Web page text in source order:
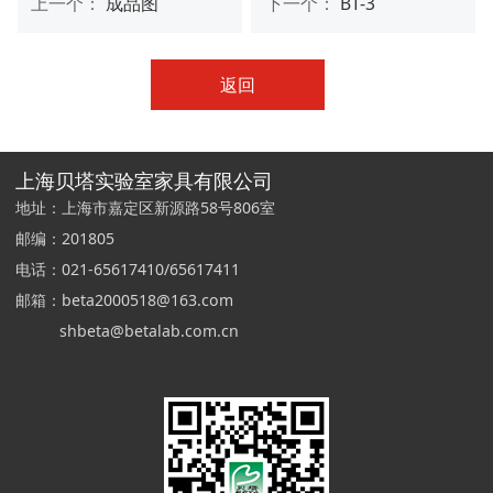
返回
上海贝塔实验室家具有限公司
地址：上海市嘉定区新源路58号806室
邮编：201805
电话：021-65617410/65617411
邮箱：beta2000518@163.com
shbeta@betalab.com.cn